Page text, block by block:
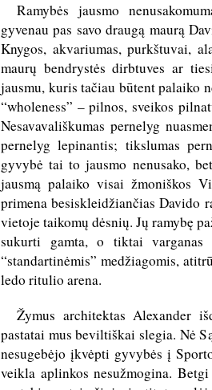
Ramybės jausmo
gyvenau pas savo draugą maurą
Knygos, akvariumas, purkštuvai,
maurų bendrystės dirbtuves ar
jausmu, kuris tačiau būtent palaiko
“wholeness” – pilnos, sveikos
Nesavavališkumas pernelyg
pernelyg lepinantis; tikslumas
gyvybė tai to jausmo nenusako,
jausmą palaiko visai žmoniškos
primena besiskleidžiančias Davido
vietoje taikomų dėsnių. Jų ramybę
sukurti gamta, o tiktai varganas
“standartinėmis” medžiagomis,
ledo ritulio arena.
Žymus architektas Alexander
pastatai mus beviltiškai slegia. Nė
nesugebėjo įkvėpti gyvybės į
veikla aplinkos nesužmogina.